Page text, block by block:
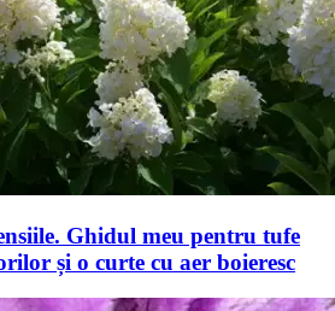
Ghidul meu pentru tufe
și o curte cu aer boieresc